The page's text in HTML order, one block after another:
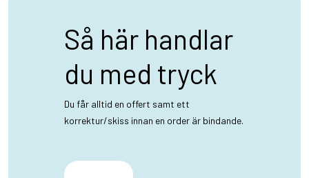
Så här handlar
du med tryck
Du får alltid en offert samt ett
korrektur/skiss innan en order är bindande.